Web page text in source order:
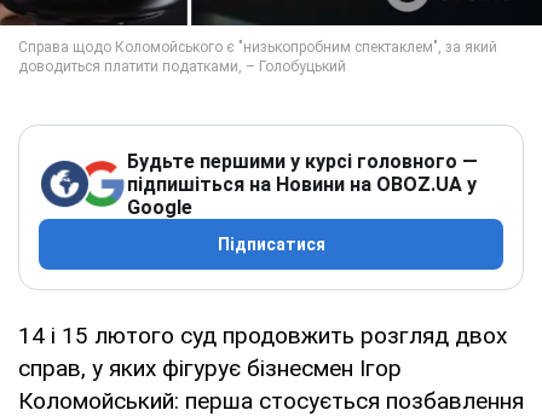
Будьте першими у курсі головного —
підпишіться на Новини на OBOZ.UA у
Google
Підписатися
14 і 15 лютого суд продовжить розгляд двох
справ, у яких фігурує бізнесмен Ігор
Коломойський: перша стосується позбавлення